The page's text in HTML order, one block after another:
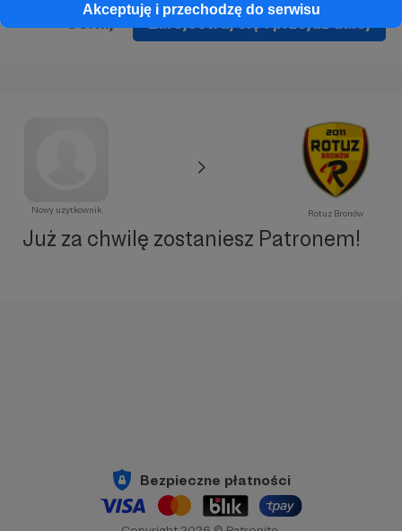
Akceptuję i przechodzę do serwisu
Zarejestruj się i przejdź dalej
Nowy użytkownik Rotuz Bronów
Już za chwilę zostaniesz Patronem!
Bezpieczne płatności